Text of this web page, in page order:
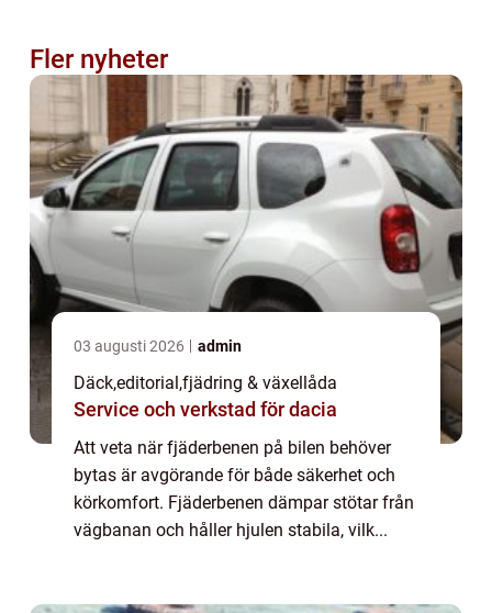
Fler nyheter
03 augusti 2026 admin
Däck,editorial,fjädring & växellåda
Service och verkstad för dacia
Att veta när fjäderbenen på bilen behöver
bytas är avgörande för både säkerhet och
körkomfort. Fjäderbenen dämpar stötar från
vägbanan och håller hjulen stabila, vilk...